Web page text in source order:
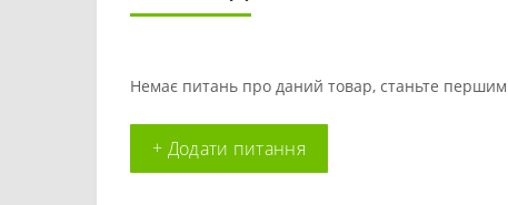
Немає питань про даний товар, станьте першим
+ Додати питання